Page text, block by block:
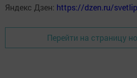
Яндекс Дзен: https://dzen.ru/
Перейти на страницу